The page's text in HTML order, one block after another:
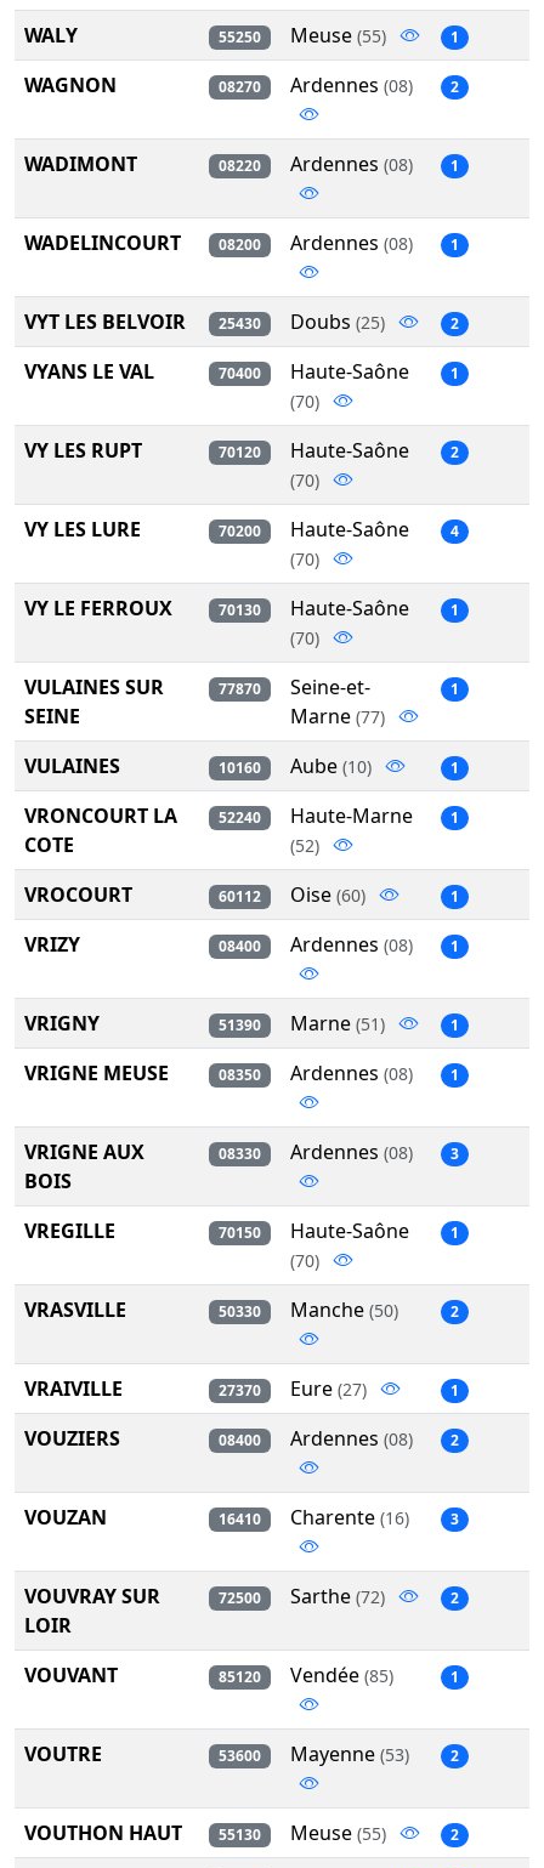
WALY 55250 Meuse (55) 1
WAGNON 08270 Ardennes (08) 2
WADIMONT 08220 Ardennes (08) 1
WADELINCOURT 08200 Ardennes (08) 1
VYT LES BELVOIR 25430 Doubs (25) 2
VYANS LE VAL 70400 Haute-Saône
(70)
1
VY LES RUPT 70120 Haute-Saône
(70)
2
VY LES LURE 70200 Haute-Saône
(70)
4
VY LE FERROUX 70130 Haute-Saône
(70)
1
VULAINES SUR
SEINE
77870
Seine-et-
Marne (77)
1
VULAINES 10160 Aube (10) 1
VRONCOURT LA
COTE
52240 Haute-Marne
(52)
1
VROCOURT 60112 Oise (60) 1
VRIZY 08400 Ardennes (08) 1
VRIGNY 51390 Marne (51) 1
VRIGNE MEUSE 08350 Ardennes (08) 1
VRIGNE AUX
BOIS
08330 Ardennes (08) 3
VREGILLE 70150 Haute-Saône
(70)
1
VRASVILLE 50330 Manche (50) 2
VRAIVILLE 27370 Eure (27) 1
VOUZIERS 08400 Ardennes (08) 2
VOUZAN 16410 Charente (16) 3
VOUVRAY SUR
LOIR
72500 Sarthe (72) 2
VOUVANT 85120 Vendée (85) 1
VOUTRE 53600 Mayenne (53) 2
VOUTHON HAUT 55130 Meuse (55) 2